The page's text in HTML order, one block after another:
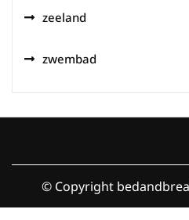
zeeland
zwembad
© Copyright